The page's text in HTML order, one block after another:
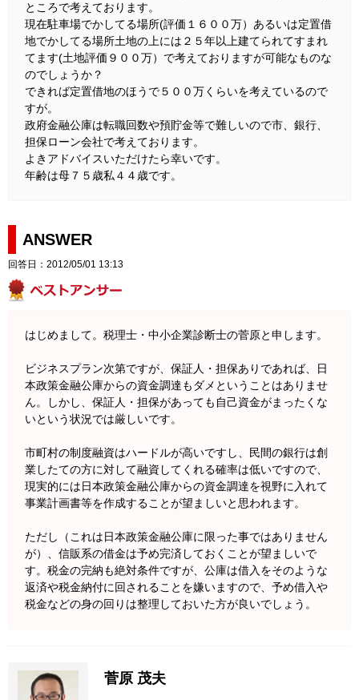
ところで考えております。
現在駐車場でかしてる場所(評価１６００万）あるいは定置借
地でかしてる場所土地の上には２５年以上建てられてすまれ
てます(土地評価９００万）で考えておりますが可能なものな
のでしょうか？
できれば定置借地のほうで５００万くらいを考えているので
すが。
政府金融公庫は転職回数や預貯金等で難しいので市、銀行、
担保ローン会社で考えております。
よきアドバイスいただけたら幸いです。
年齢は母７５歳私４４歳です。
ANSWER
回答日：2012/05/01 13:13
はじめまして。税理士・中小企業診断士の菅原と申します。
ビジネスプラン次第ですが、保証人・担保ありであれば、日
本政策金融公庫からの資金調達もダメということはありませ
ん。しかし、保証人・担保があっても自己資金がまったくな
いという状況では厳しいです。
市町村の制度融資はハードルが高いですし、民間の銀行は創
業したての方に対して融資してくれる確率は低いですので、
現実的には日本政策金融公庫からの資金調達を視野に入れて
事業計画書等を作成することが望ましいと思われます。
ただし（これは日本政策金融公庫に限った事ではありません
が）、信販系の借金は予め完済しておくことが望ましいで
す。税金の完納も絶対条件ですが、公庫は借入をそのような
返済や税金納付に回されることを嫌いますので、予め借入や
税金などの身の回りは整理しておいた方が良いでしょう。
菅原 茂夫